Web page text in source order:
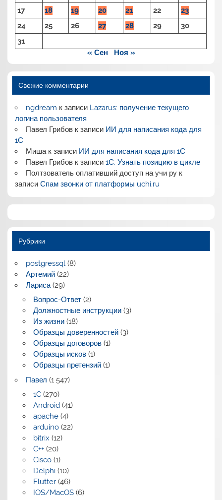
17
18 19 20 21 22
23
24
25 26 27 28 29
30
31
« Сен
Ноя »
Свежие комментарии
ngdream к записи Lazarus: получение текущего
логина пользователя
Павел Грибовк записи ИИ для написания кода для
1С
Мишак записи ИИ для написания кода для 1С
Павел Грибовк записи 1С: Узнать позицию в цикле
Полтзователь оплативший доступ на учи рук
записиСпам звонки от платформы uchi.ru
Рубрики
postgressql (8)
Артемий(22)
Лариса(29)
Вопрос-Ответ(2)
Должностные инструкции(3)
Из жизни(18)
Образцы доверенностей(3)
Образцы договоров(1)
Образцы исков(1)
Образцы претензий(1)
Павел (1 547)
1C(270)
Android(41)
apache(4)
arduino(22)
bitrix (12)
C++(20)
Cisco(1)
Delphi(10)
Flutter(46)
IOS/MacOS(6)